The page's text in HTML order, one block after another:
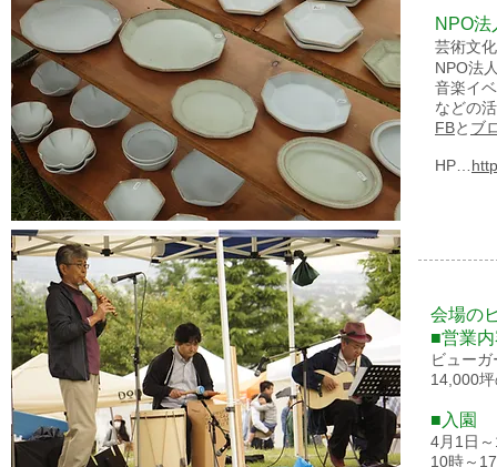
NPO法
芸術文
NPO法
音楽イ
などの
FBと ブ
HP…
会場の
■営業
ビュー
14,000
■入園
4月1日
10時～